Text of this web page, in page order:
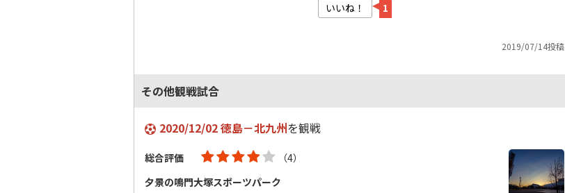
いいね！ 1
2019/07/14投稿
その他観戦試合
2020/12/02 徳島－北九州を観戦
総合評価
（4）
夕景の鳴門大塚スポーツパーク